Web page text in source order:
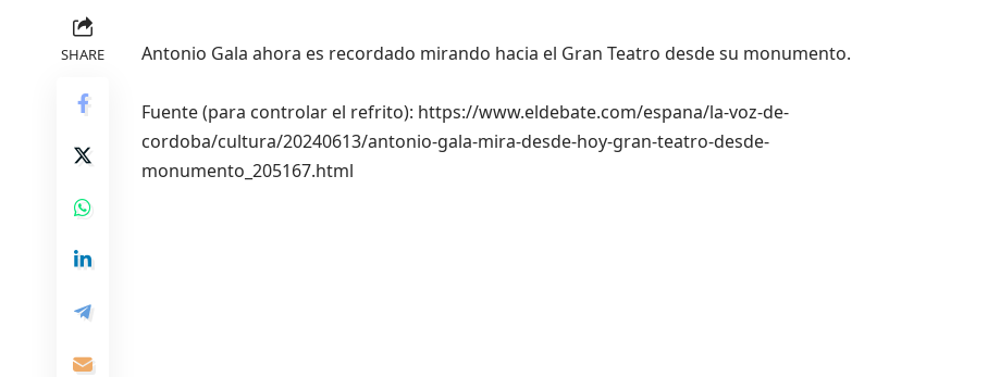
SHARE Antonio Gala ahora es recordado mirando hacia el Gran Teatro desde su monumento.
Fuente (para controlar el refrito): https://www.eldebate.com/espana/la-voz-de-
cordoba/cultura/20240613/antonio-gala-mira-desde-hoy-gran-teatro-desde-
monumento_205167.html